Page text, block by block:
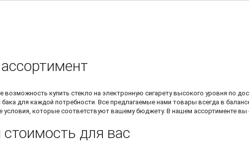
возможность купить стекло на электронную сигаретувысокого уровня по
бакадля каждой потребности. Все предлагаемые нами товары всегда в
которые соответствуют вашему бюджету. В нашем ассортименте
для вас